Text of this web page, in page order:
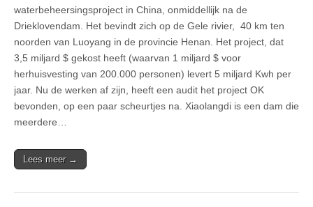
waterbeheersingsproject in China, onmiddellijk na de
Drieklovendam. Het bevindt zich op de Gele rivier, 40 km ten
noorden van Luoyang in de provincie Henan. Het project, dat
3,5 miljard $ gekost heeft (waarvan 1 miljard $ voor
herhuisvesting van 200.000 personen) levert 5 miljard Kwh per
jaar. Nu de werken af zijn, heeft een audit het project OK
bevonden, op een paar scheurtjes na. Xiaolangdi is een dam die
meerdere…
Lees meer →